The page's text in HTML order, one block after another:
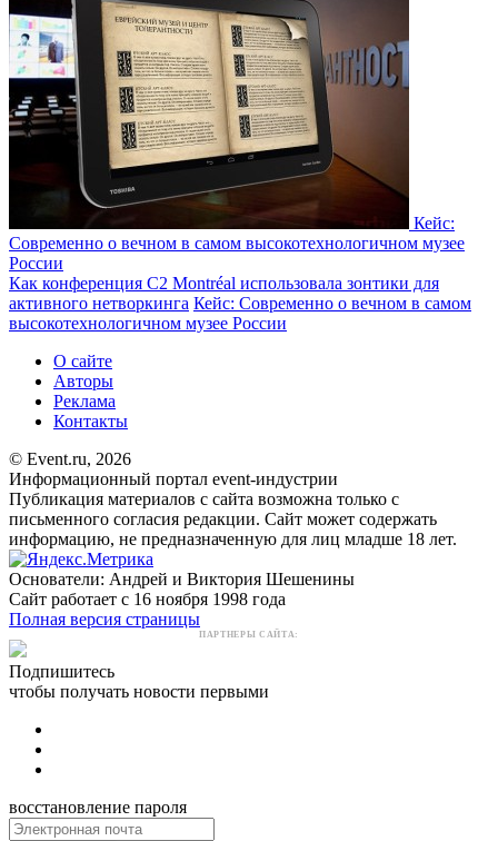
Кейс:
Современно о вечном в самом высокотехнологичном музее
России
Как конференция C2 Montréal использовала зонтики для
активного нетворкинга Кейс: Современно о вечном в самом
высокотехнологичном музее России
О сайте
Авторы
Реклама
Контакты
© Event.ru, 2026
Информационный портал event-индустрии
Публикация материалов с сайта возможна только с
письменного согласия редакции. Сайт может содержать
информацию, не предназначенную для лиц младше 18 лет.
Основатели: Андрей и Виктория Шешенины
Сайт работает с 16 ноября 1998 года
Полная версия страницы
ПАРТНЕРЫ САЙТА:
Подпишитесь
чтобы получать новости первыми
восстановление пароля